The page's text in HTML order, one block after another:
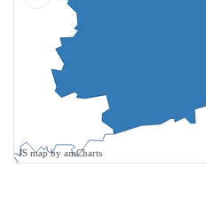
JS map by amCharts